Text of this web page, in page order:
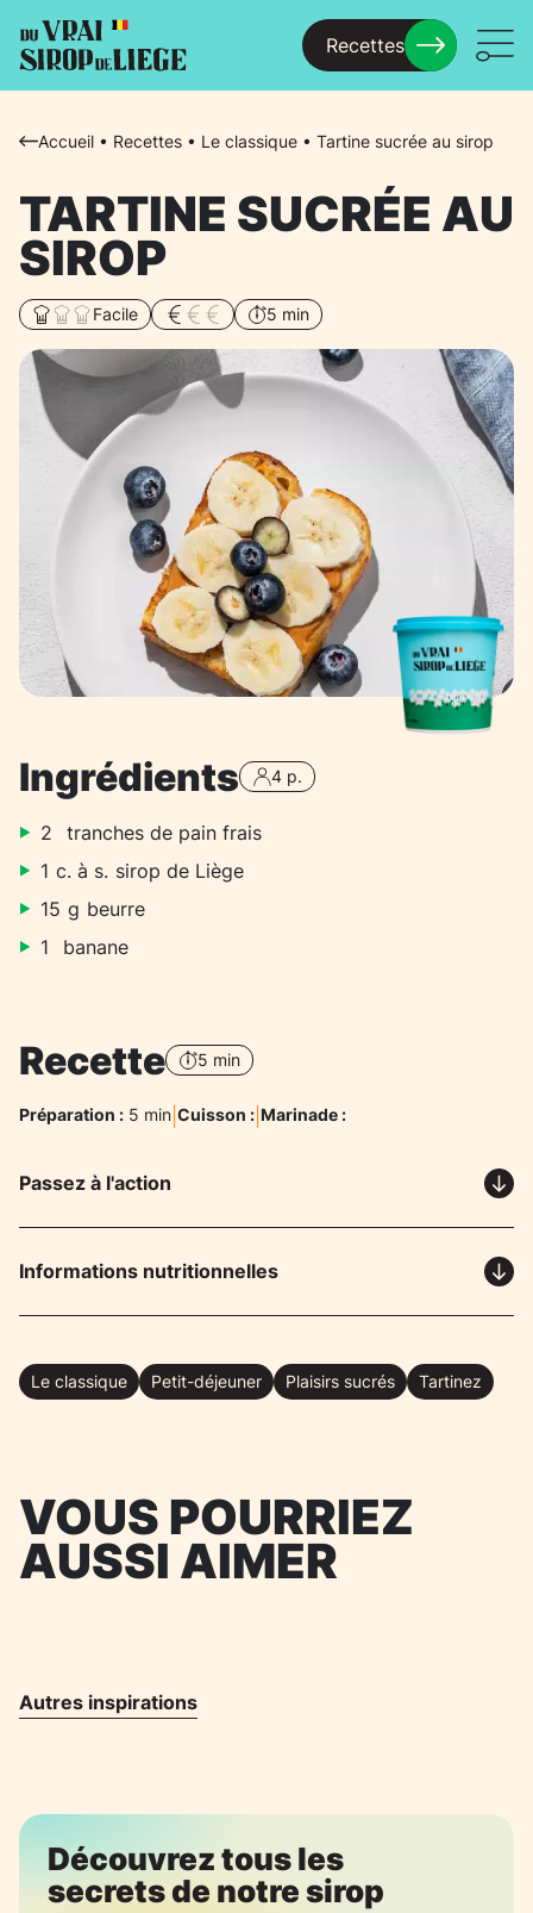
Recettes
Accueil • Recettes • Le classique • Tartine sucrée au sirop
TARTINE SUCRÉE AU
SIROP
Facile 5 min
Ingrédients 4 p.
2 tranches de pain frais
1 c. à s. sirop de Liège
15 g beurre
1
banane
Recette 5 min
Préparation : 5 min Cuisson : Marinade :
Passez à l'action
Informations nutritionnelles
Le classique Petit-déjeuner Plaisirs sucrés Tartinez
VOUS POURRIEZ
AUSSI AIMER
Autres inspirations
Découvrez tous les
secrets de notre sirop